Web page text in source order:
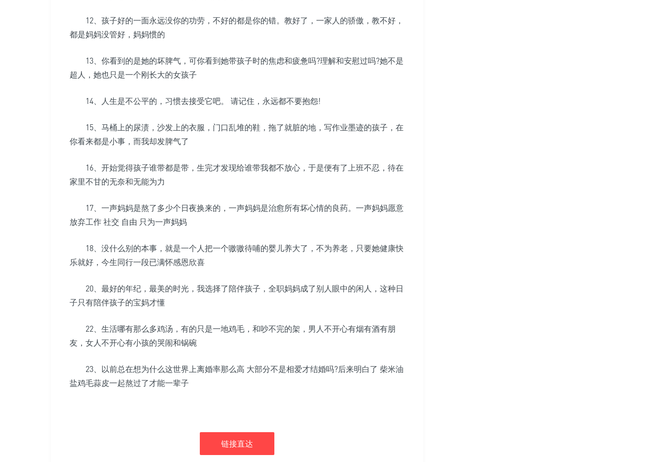
12、孩子好的一面永远没你的功劳，不好的都是你的错。教好了，一家人的骄傲，教不好，
都是妈妈没管好，妈妈惯的
13、你看到的是她的坏脾气，可你看到她带孩子时的焦虑和疲惫吗?理解和安慰过吗?她不是
超人，她也只是一个刚长大的女孩子
14、人生是不公平的，习惯去接受它吧。 请记住，永远都不要抱怨!
15、马桶上的尿渍，沙发上的衣服，门口乱堆的鞋，拖了就脏的地，写作业墨迹的孩子，在
你看来都是小事，而我却发脾气了
16、开始觉得孩子谁带都是带，生完才发现给谁带我都不放心，于是便有了上班不忍，待在
家里不甘的无奈和无能为力
17、一声妈妈是熬了多少个日夜换来的，一声妈妈是治愈所有坏心情的良药。一声妈妈愿意
放弃工作 社交 自由 只为一声妈妈
18、没什么别的本事，就是一个人把一个嗷嗷待哺的婴儿养大了，不为养老，只要她健康快
乐就好，今生同行一段已满怀感恩欣喜
20、最好的年纪，最美的时光，我选择了陪伴孩子，全职妈妈成了别人眼中的闲人，这种日
子只有陪伴孩子的宝妈才懂
22、生活哪有那么多鸡汤，有的只是一地鸡毛，和吵不完的架，男人不开心有烟有酒有朋
友，女人不开心有小孩的哭闹和锅碗
23、以前总在想为什么这世界上离婚率那么高 大部分不是相爱才结婚吗?后来明白了 柴米油
盐鸡毛蒜皮一起熬过了才能一辈子
链接直达